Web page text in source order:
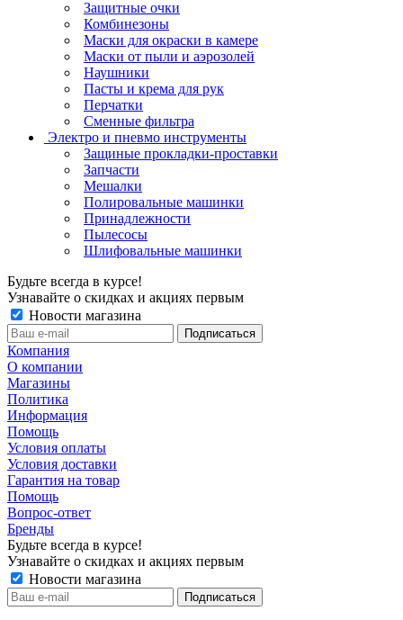
Защитные очки
Комбинезоны
Маски для окраски в камере
Маски от пыли и аэрозолей
Наушники
Пасты и крема для рук
Перчатки
Сменные фильтра
Электро и пневмо инструменты
Защиные прокладки-проставки
Запчасти
Мешалки
Полировальные машинки
Принадлежности
Пылесосы
Шлифовальные машинки
Будьте всегда в курсе!
Узнавайте о скидках и акциях первым
Новости магазина
Компания
О компании
Магазины
Политика
Информация
Помощь
Условия оплаты
Условия доставки
Гарантия на товар
Помощь
Вопрос-ответ
Бренды
Будьте всегда в курсе!
Узнавайте о скидках и акциях первым
Новости магазина